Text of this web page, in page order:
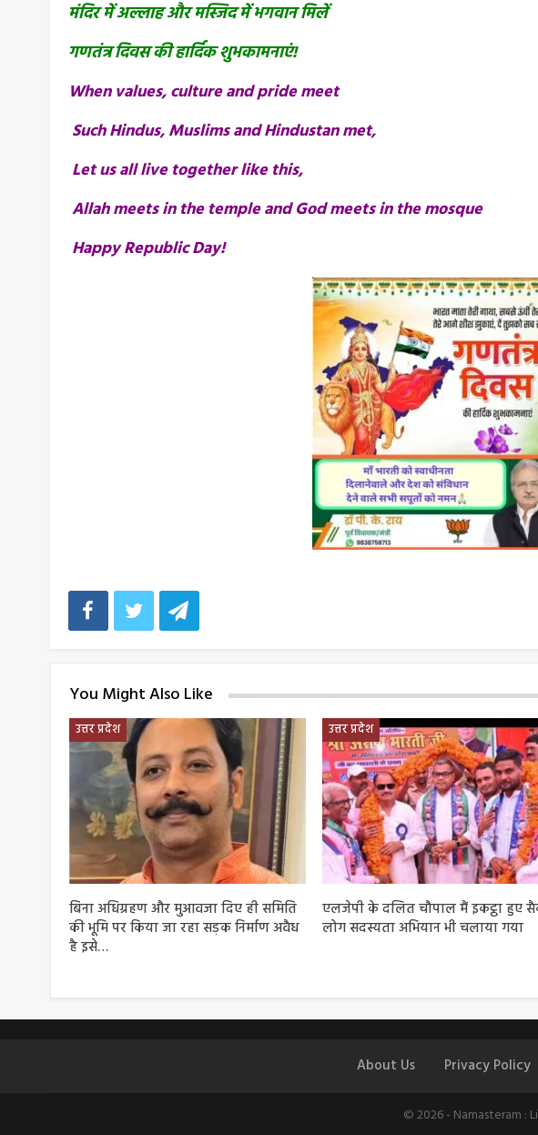
मंदिर में अल्लाह और मस्जिद में भगवान मिलें
गणतंत्र दिवस की हार्दिक शुभकामनाएं!
When values, culture and pride meet
Such Hindus, Muslims and Hindustan met,
Let us all live together like this,
Allah meets in the temple and God meets in the mosque
Happy Republic Day!
You Might Also Like
उत्तर प्रदेश
बिना अधिग्रहण और मुआवजा दिए ही समिति
की भूमि पर किया जा रहा सड़क निर्माण अवैध
है इसे…
उत्तर प्रदेश
एलजेपी के दलित चौपाल मैं इकट्ठा हुए
लोग सदस्यता अभियान भी चलाया गया
About Us Privacy Policy
© 2026 - Namasteram :